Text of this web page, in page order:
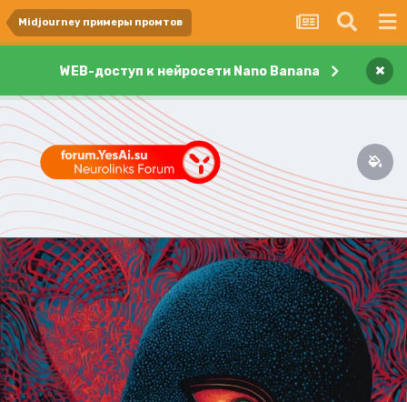
Midjourney примеры промтов
WEB-доступ к нейросети Nano Banana ×